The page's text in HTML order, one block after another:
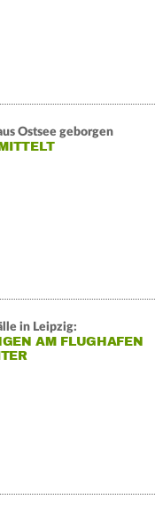
Ostsee geborgen
in Leipzig:
AM FLUGHAFEN